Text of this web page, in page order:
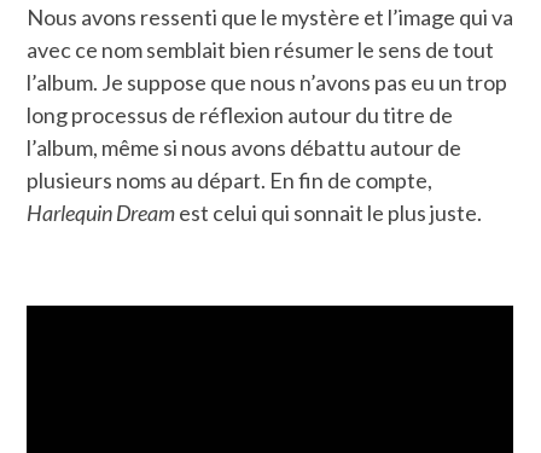
Nous avons ressenti que le mystère et l’image qui va
avec ce nom semblait bien résumer le sens de tout
l’album. Je suppose que nous n’avons pas eu un trop
long processus de réflexion autour du titre de
l’album, même si nous avons débattu autour de
plusieurs noms au départ. En fin de compte,
Harlequin Dreamest celui qui sonnait le plus juste.